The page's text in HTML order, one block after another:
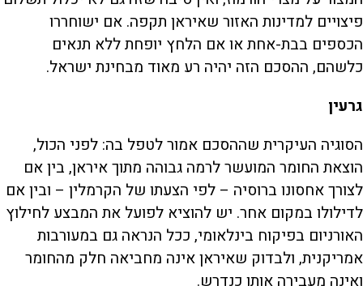
פיצויים למדינות האזור שאיראן תקפה. אם ישוחררו
הכספים בבת-אחת או אם הלחץ יופחת ללא תנאים
כלשהם, ההסכם הזה יהיה רע מאוד מבחינת ישראל.
גרעין
הסוגיה העיקרית שההסכם אמור לטפל בה: לפני הכול,
הוצאת החומר המועשר לרמה גבוהה מתוך איראן, בין אם
לצורך אחסונו ברוסיה – לפי הצעתו של הקרמלין – ובין אם
לדילולו במקום אחר. יש להוציא לפועל את המבצע לחילוץ
האורניום בפיקוח בינלאומי, ככל הנראה גם במעורבות
אמריקנית, ולבדוק שאיראן אינה מחביאה חלק מהחומר
ואינה מעבירה אותו כנדרש.